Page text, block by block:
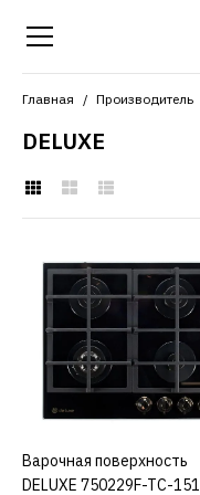
Главная Производитель
DELUXE
КУПИТЬ
Варочная поверхность
DELUXE 750229F-TC-151